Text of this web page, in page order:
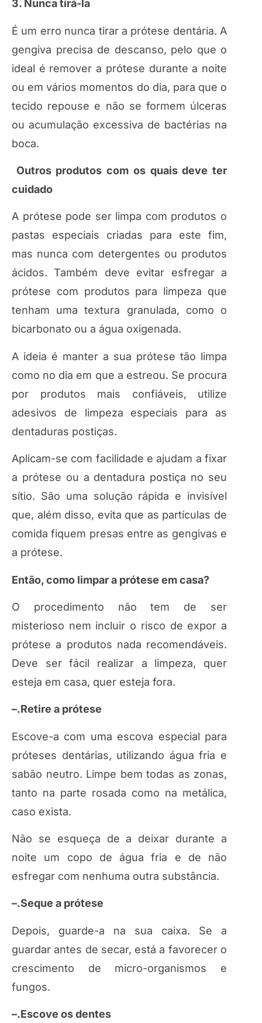
3. Nunca tirá-la
É um erro nunca tirar a prótese dentária. A
gengiva precisa de descanso, pelo que o
ideal é remover a prótese durante a noite
ou em vários momentos do dia, para que o
tecido repouse e não se formem úlceras
ou acumulação excessiva de bactérias na
boca.
Outros produtos com os quais deve ter
cuidado
A prótese pode ser limpa com produtos o
pastas especiais criadas para este fim,
mas nunca com detergentes ou produtos
ácidos. Também deve evitar esfregar a
prótese com produtos para limpeza que
tenham uma textura granulada, como o
bicarbonato ou a água oxigenada.
A ideia é manter a sua prótese tão limpa
como no dia em que a estreou. Se procura
por produtos mais confiáveis, utilize
adesivos de limpeza especiais para as
dentaduras postiças.
Aplicam-se com facilidade e ajudam a fixar
a prótese ou a dentadura postiça no seu
sítio. São uma solução rápida e invisível
que, além disso, evita que as partículas de
comida fiquem presas entre as gengivas e
a prótese.
Então, como limpar a prótese em casa?
O procedimento não tem de ser
misterioso nem incluir o risco de expor a
prótese a produtos nada recomendáveis.
Deve ser fácil realizar a limpeza, quer
esteja em casa, quer esteja fora.
–.Retire a prótese
Escove-a com uma escova especial para
próteses dentárias, utilizando água fria e
sabão neutro. Limpe bem todas as zonas,
tanto na parte rosada como na metálica,
caso exista.
Não se esqueça de a deixar durante a
noite um copo de água fria e de não
esfregar com nenhuma outra substância.
–.Seque a prótese
Depois, guarde-a na sua caixa. Se a
guardar antes de secar, está a favorecer o
crescimento de micro-organismos e
fungos.
–.Escove os dentes